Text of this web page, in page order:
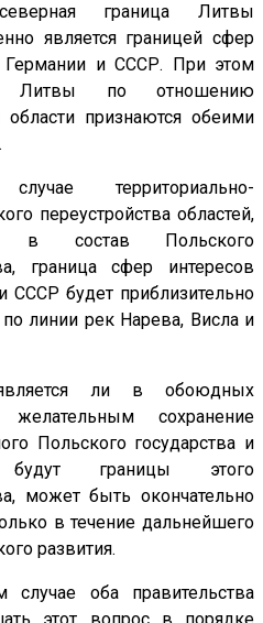
граница Литвы
является границей сфер
Германии и СССР. При этом
Литвы по отношению
области признаются обеими
территориально-
переустройства областей,
в состав Польского
граница сфер интересов
СССР будет приблизительно
по линии рек Нарева, Висла и
ли в обоюдных
желательным сохранение
Польского государства и
границы этого
может быть окончательно
в течение дальнейшего
развития.
случае оба правительства